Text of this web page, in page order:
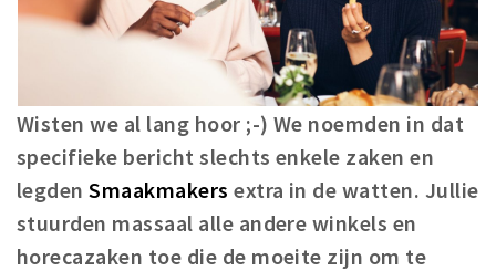
Wisten we al lang hoor ;-) We noemden in dat
specifieke bericht slechts enkele zaken en
legdenSmaakmakers extra in de watten. Jullie
stuurden massaal alle andere winkels en
horecazaken toe die de moeite zijn om te